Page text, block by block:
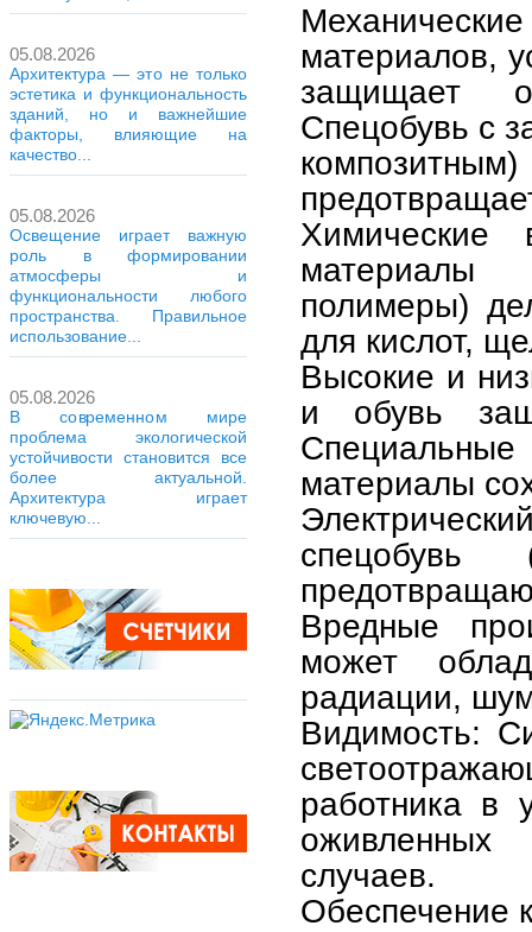
05.08.2026
Архитектура — это не только
эстетика и функциональность
зданий, но и важнейшие
факторы, влияющие на
качество...
05.08.2026
Освещение играет важную
роль в формировании
атмосферы и
функциональности любого
пространства. Правильное
использование...
05.08.2026
В современном мире
проблема экологической
устойчивости становится все
более актуальной.
Архитектура играет
ключевую...
материалов,
защищает
Спецобувь с
Химические
материалы
полимеры)
для кислот,
Высокие и
и обувь
материалы
спецобувь
Вредные
может
радиации,
Видимость:
работника в
оживленных
случаев.
Обеспечение